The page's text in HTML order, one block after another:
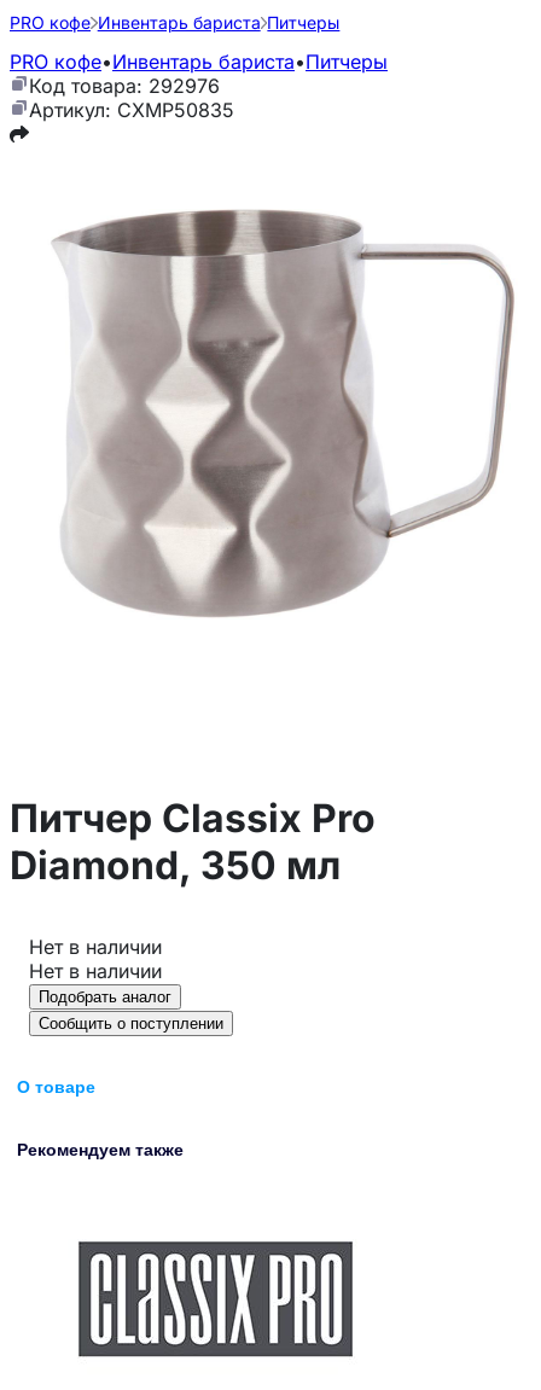
PRO кофе Инвентарь бариста Питчеры
PRO кофе•Инвентарь бариста•Питчеры
Код товара: 292976
Артикул: CXMP50835
Питчер Classix Pro
Diamond, 350 мл
Нет в наличии
Нет в наличии
Подобрать аналог
Сообщить о поступлении
О товаре
Рекомендуем также